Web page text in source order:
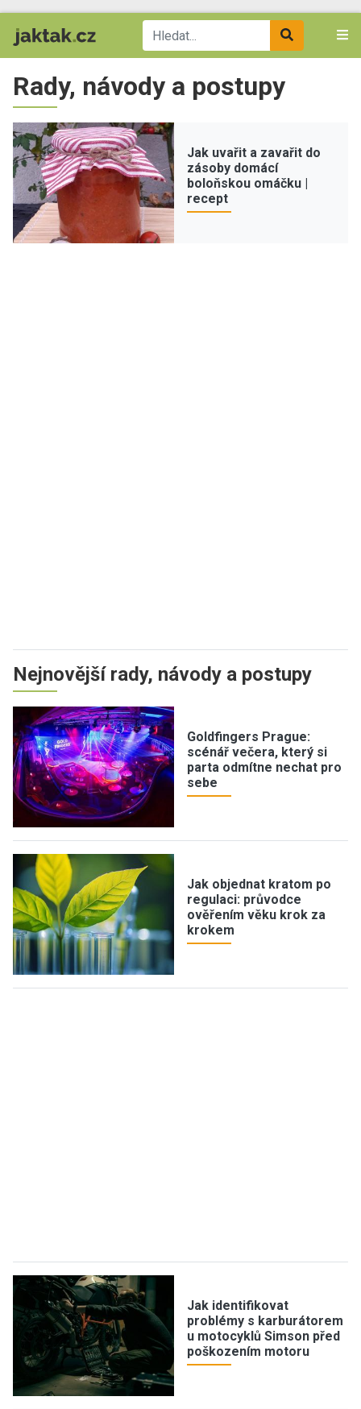
Rady, návody a postupy
Jak uvařit a zavařit do
zásoby domácí
boloňskou omáčku |
recept
Nejnovější rady, návody a postupy
Goldfingers Prague:
scénář večera, který si
parta odmítne nechat pro
sebe
Jak objednat kratom po
regulaci: průvodce
ověřením věku krok za
krokem
Jak identifikovat
problémy s karburátorem
u motocyklů Simson před
poškozením motoru